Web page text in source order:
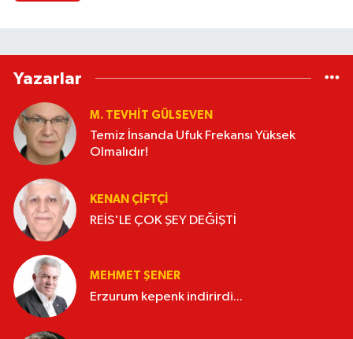
Yazarlar
M. TEVHIT GÜLSEVEN
Temiz İnsanda Ufuk Frekansı Yüksek
Olmalıdır!
KENAN ÇİFTÇİ
REİS'LE ÇOK ŞEY DEĞİŞTİ
MEHMET ŞENER
Erzurum kepenk indirirdi...